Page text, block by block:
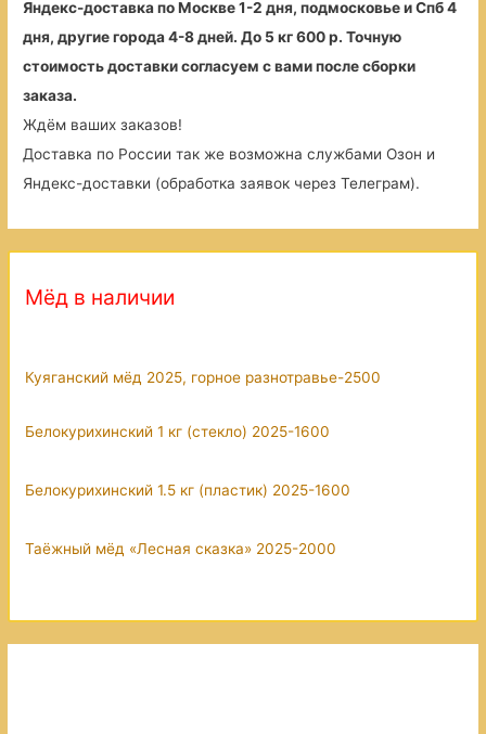
Яндекс-доставка по Москве 1-2 дня, подмосковье и Спб 4
дня, другие города 4-8 дней. До 5 кг 600 р. Точную
стоимость доставки согласуем с вами после сборки
заказа.
Ждём ваших заказов!
Доставка по России так же возможна службами Озон и
Яндекс-доставки (обработка заявок через Телеграм).
Мёд в наличии
Куяганский мёд 2025, горное разнотравье-2500
Белокурихинский 1 кг (стекло) 2025-1600
Белокурихинский 1.5 кг (пластик) 2025-1600
Таёжный мёд «Лесная сказка» 2025-2000